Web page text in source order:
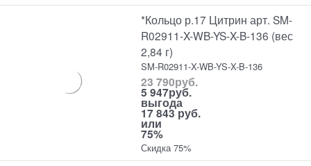
*Кольцо р.17 Цитрин арт. SM-
R02911-X-WB-YS-X-B-136 (вес
2,84 г)
SM-R02911-X-WB-YS-X-B-136
23 790руб.
5 947руб.
выгода
17 843 руб.
или
75%
Скидка 75%